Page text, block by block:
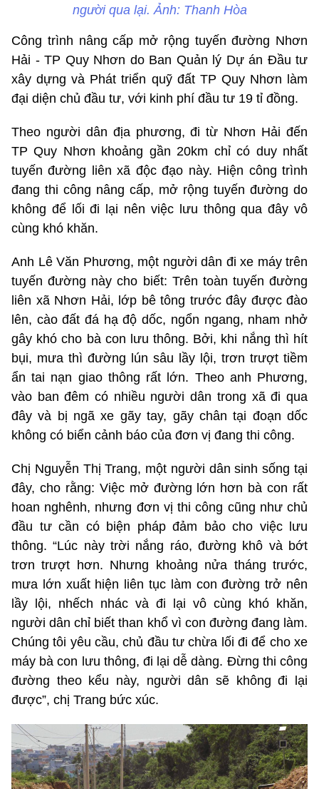
người qua lại. Ảnh: Thanh Hòa
Công trình nâng cấp mở rộng tuyến đường Nhơn
Hải - TP Quy Nhơn do Ban Quản lý Dự án Đầu tư
xây dựng và Phát triển quỹ đất TP Quy Nhơn làm
đại diện chủ đầu tư, với kinh phí đầu tư 19 tỉ đồng.
Theo người dân địa phương, đi từ Nhơn Hải đến
TP Quy Nhơn khoảng gần 20km chỉ có duy nhất
tuyến đường liên xã độc đạo này. Hiện công trình
đang thi công nâng cấp, mở rộng tuyến đường do
không để lối đi lại nên việc lưu thông qua đây vô
cùng khó khăn.
Anh Lê Văn Phương, một người dân đi xe máy trên
tuyến đường này cho biết: Trên toàn tuyến đường
liên xã Nhơn Hải, lớp bê tông trước đây được đào
lên, cào đất đá hạ độ dốc, ngổn ngang, nham nhở
gây khó cho bà con lưu thông. Bởi, khi nắng thì hít
bụi, mưa thì đường lún sâu lầy lội, trơn trượt tiềm
ẩn tai nạn giao thông rất lớn. Theo anh Phương,
vào ban đêm có nhiều người dân trong xã đi qua
đây và bị ngã xe gãy tay, gãy chân tại đoạn dốc
không có biển cảnh báo của đơn vị đang thi công.
Chị Nguyễn Thị Trang, một người dân sinh sống tại
đây, cho rằng: Việc mở đường lớn hơn bà con rất
hoan nghênh, nhưng đơn vị thi công cũng như chủ
đầu tư cần có biện pháp đảm bảo cho việc lưu
thông. “Lúc này trời nắng ráo, đường khô và bớt
trơn trượt hơn. Nhưng khoảng nửa tháng trước,
mưa lớn xuất hiện liên tục làm con đường trở nên
lầy lội, nhếch nhác và đi lại vô cùng khó khăn,
người dân chỉ biết than khổ vì con đường đang làm.
Chúng tôi yêu cầu, chủ đầu tư chừa lối đi để cho xe
máy bà con lưu thông, đi lại dễ dàng. Đừng thi công
đường theo kểu này, người dân sẽ không đi lại
được”, chị Trang bức xúc.